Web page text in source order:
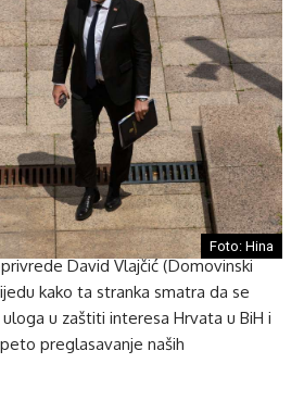
Foto: Hina
David Vlajčić (Domovinski
kako ta stranka smatra da se
u zaštiti interesa Hrvata u BiH i
preglasavanje naših